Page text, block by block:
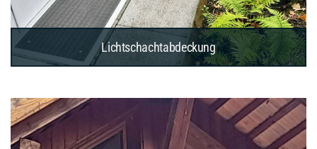
Lichtschachtabdeckung